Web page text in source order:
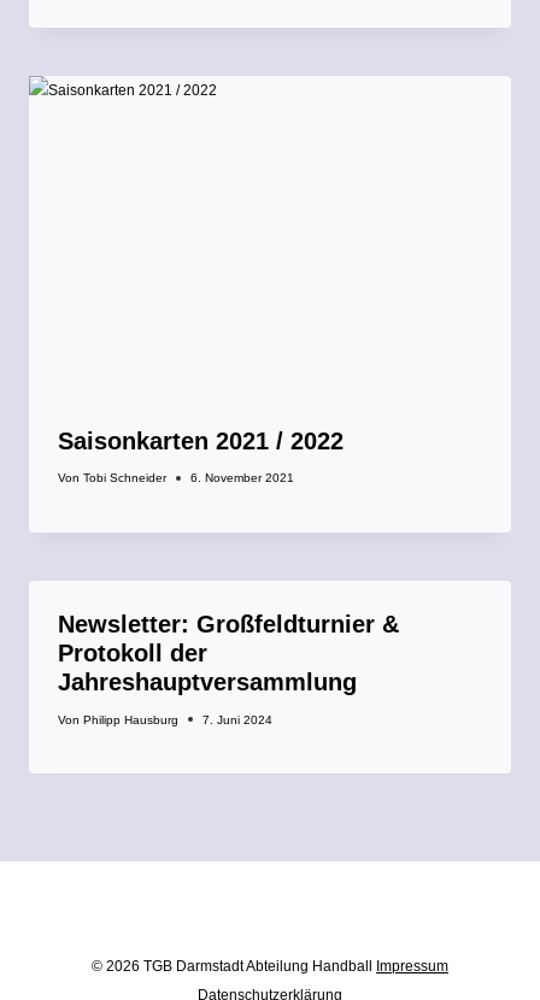
Saisonkarten 2021 / 2022
Von Tobi Schneider 6. November 2021
Newsletter: Großfeldturnier &
Protokoll der
Jahreshauptversammlung
Von Philipp Hausburg 7. Juni 2024
© 2026 TGB Darmstadt Abteilung Handball Impressum
Datenschutzerklärung